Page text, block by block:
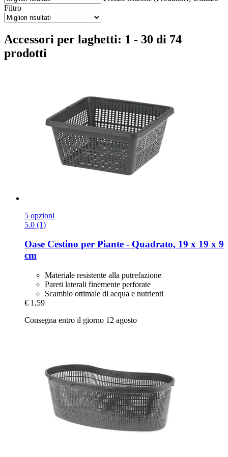
Filtro
Accessori per laghetti: 1 - 30 di 74
prodotti
5 opzioni
5.0 (1)
Oase Cestino per Piante -​ Quadrato, 19 x 19 x 9
cm
Materiale resistente alla putrefazione
Pareti laterali finemente perforate
Scambio ottimale di acqua e nutrienti
€ 1,59
Consegna entro il giorno 12 agosto